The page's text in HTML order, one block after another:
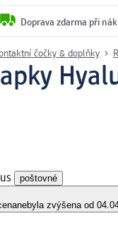
Doprava zdarma při
čočky & doplňky
poštovné
nebyla zvýšena od